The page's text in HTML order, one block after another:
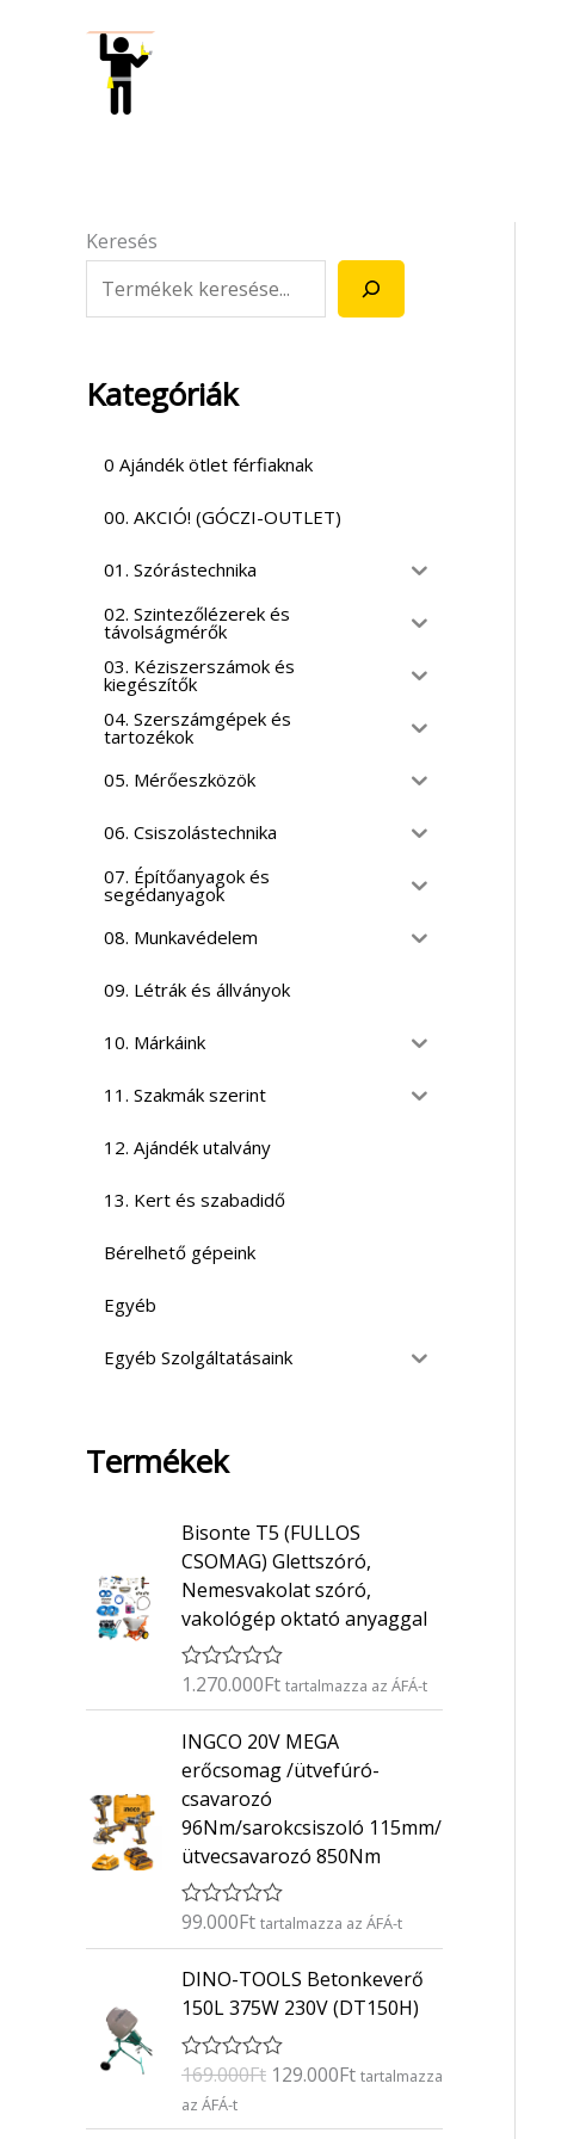
Keresés
Kategóriák
0 Ajándék ötlet férfiaknak
00. AKCIÓ! (GÓCZI-OUTLET)
01. Szórástechnika
02. Szintezőlézerek és
távolságmérők
03. Kéziszerszámok és
kiegészítők
04. Szerszámgépek és
tartozékok
05. Mérőeszközök
06. Csiszolástechnika
07. Építőanyagok és
segédanyagok
08. Munkavédelem
09. Létrák és állványok
10. Márkáink
11. Szakmák szerint
12. Ajándék utalvány
13. Kert és szabadidő
Bérelhető gépeink
Egyéb
Egyéb Szolgáltatásaink
Termékek
Bisonte T5 (FULLOS
CSOMAG) Glettszóró,
Nemesvakolat szóró,
vakológép oktató anyaggal
É
é
e
l
é
s
:
/
5
1.270.000Ft tartalmazza az ÁFÁ-t
INGCO 20V MEGA
erőcsomag /ütvefúró-
csavarozó
96Nm/sarokcsiszoló 115mm/
ütvecsavarozó 850Nm
É
é
k
e
é
s
0
/
99.000Ft tartalmazza az ÁFÁ-t
DINO-TOOLS Betonkeverő
150L 375W 230V (DT150H)
É
t
é
169.000Ft
O
r
g
129.000Ft
C
u
etartalmazza
az ÁFÁ-t